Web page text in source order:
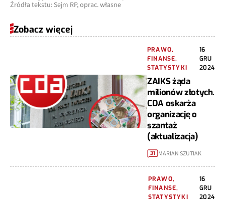
Źródła tekstu: Sejm RP, oprac. własne
Zobacz więcej
PRAWO,
FINANSE,
STATYSTYKI
16
GRU
2024
ZAIKS żąda
milionów złotych.
CDA oskarża
organizację o
szantaż
(aktualizacja)
31 MARIAN SZUTIAK
PRAWO,
FINANSE,
STATYSTYKI
16
GRU
2024